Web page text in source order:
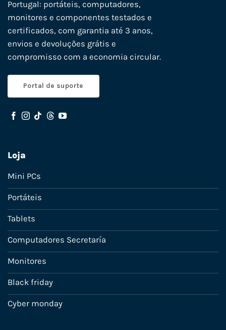
Portugal: portáteis, computadores,
monitores e componentes testados e
certificados, com garantia até 3 anos,
envios e devoluções grátis e
compromisso com a economia circular.
Portal de suporte
Loja
Mini PCs
Portáteis
Tablets
Computadores Secretaría
Monitores
Black friday
Cyber monday